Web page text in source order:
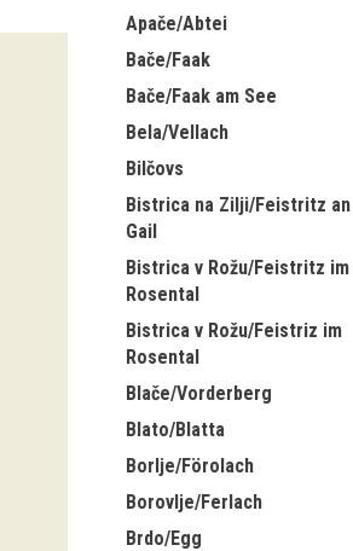
Apače/Abtei
Bače/Faak
Bače/Faak am See
Bela/Vellach
Bilčovs
Bistrica na Zilji/Feistritz
Gail
Bistrica v Rožu/Feistritz im
Rosental
Bistrica v Rožu/Feistriz im
Rosental
Blače/Vorderberg
Blato/Blatta
Borlje/Förolach
Borovlje/Ferlach
Brdo/Egg